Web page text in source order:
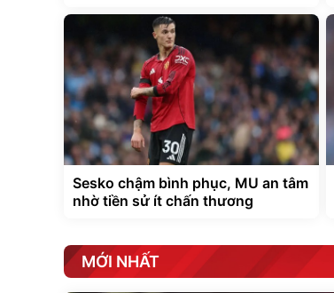
Sesko chậm bình phục, MU an tâm
nhờ tiền sử ít chấn thương
MỚI NHẤT